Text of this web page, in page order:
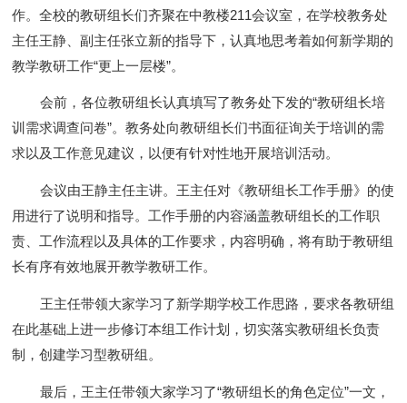
作。全校的教研组长们齐聚在中教楼211会议室，在学校教务处
主任王静、副主任张立新的指导下，认真地思考着如何新学期的
教学教研工作“更上一层楼”。
会前，各位教研组长认真填写了教务处下发的“教研组长培
训需求调查问卷”。教务处向教研组长们书面征询关于培训的需
求以及工作意见建议，以便有针对性地开展培训活动。
会议由王静主任主讲。王主任对《教研组长工作手册》的使
用进行了说明和指导。工作手册的内容涵盖教研组长的工作职
责、工作流程以及具体的工作要求，内容明确，将有助于教研组
长有序有效地展开教学教研工作。
王主任带领大家学习了新学期学校工作思路，要求各教研组
在此基础上进一步修订本组工作计划，切实落实教研组长负责
制，创建学习型教研组。
最后，王主任带领大家学习了“教研组长的角色定位”一文，